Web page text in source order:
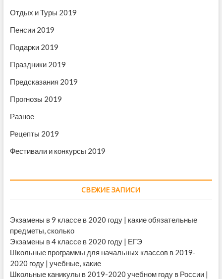
Отдых и Туры 2019
Пенсии 2019
Подарки 2019
Праздники 2019
Предсказания 2019
Прогнозы 2019
Разное
Рецепты 2019
Фестивали и конкурсы 2019
СВЕЖИЕ ЗАПИСИ
Экзамены в 9 классе в 2020 году | какие обязательные
предметы, сколько
Экзамены в 4 классе в 2020 году | ЕГЭ
Школьные программы для начальных классов в 2019-
2020 году | учебные, какие
Школьные каникулы в 2019-2020 учебном году в России |